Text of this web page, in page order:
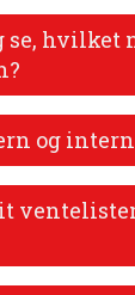
se, hvilket
og